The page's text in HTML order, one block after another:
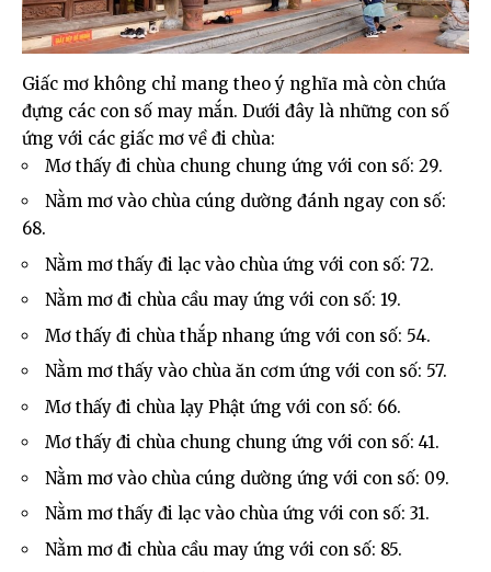
Giấc mơ không chỉ mang theo ý nghĩa mà còn chứa
đựng các con số may mắn. Dưới đây là những con số
ứng với các giấc mơ về đi chùa:
Mơ thấy đi chùa chung chung ứng với con số: 29.
Nằm mơ vào chùa cúng dường đánh ngay con số:
68.
Nằm mơ thấy đi lạc vào chùa ứng với con số: 72.
Nằm mơ đi chùa cầu may ứng với con số: 19.
Mơ thấy đi chùa thắp nhang ứng với con số: 54.
Nằm mơ thấy vào chùa ăn cơm ứng với con số: 57.
Mơ thấy đi chùa lạy Phật ứng với con số: 66.
Mơ thấy đi chùa chung chung ứng với con số: 41.
Nằm mơ vào chùa cúng dường ứng với con số: 09.
Nằm mơ thấy đi lạc vào chùa ứng với con số: 31.
Nằm mơ đi chùa cầu may ứng với con số: 85.